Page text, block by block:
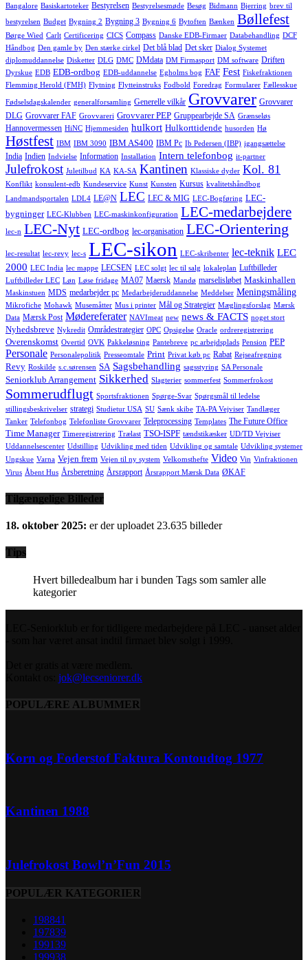
Bangalore Basiskartoteker Bestyrelsen Bestyrelsesmøde Besøg Bidmann Bjerring brev til
bestyrelsen Budget Bygning 2 Bygning 3 Bygning 6 Bytoften Bænken Bøllefest
Børge Wied Carlt Certificering CICS Compass Danske EDB-Firmaer Databehandling DCF
Håndbog Den gamle by Den stærke cirkel Det blå blad Det sker Dialog Systemet
diplomuddannelse Disketter DLG DMC DMdata DM Firmasport DM software Driften
Dyrskue EDB EDB-ordbog EDB-uddannelse Egholms bog FAF Fest Fiskefraktionen
Flemming Herold (FMH) Flytning Flytteinstruks Fodbold Foredrag Formularer Fællesskue
Fødselsdagskalender generalforsamling Generelle vilkår Grovvarer Grovvarer
DLG Grovvarer FAF Grovvareri Grovvarer PEP Gruppearbejde SA Grænseløs
Hannovermessen HiNC Hjemmesiden hulkort Hulkorttidende husorden Hø
Høstfest IBM IBM 3090 IBM AS400 IBM Pc Ib Pedersen (IBP) igangsættelse
India Indien Indvielse Information Installation Intern telefonbog it-partner
Julefrokost Juletilbud KA KA-SA Kantinen Klassiske dyder Kol. 81
Konflikt konsulent-edb Kundeservice Kunst Kunsten Kursus kvalitetshåndbog
Landmandsportalen LDL4 LE@N LEC LEC & MIG LEC-Bogføring LEC-
bygninger LEC-Klubben LEC-maskinkonfiguration LEC-medarbejdere
lec-n LEC-Nyt LEC-ordbog lec-organisation LEC-Orientering
lec-resultat lec-revy lec-s LEC-sikon LEC-skribenter lec-teknik LEC
2000 LEC India lec mappe LECSEN LEC solgt lec til salg lokaleplan Luftbilleder
Luftbilleder LEC Løn Løse fridage MA07 Maersk Mandø marselisløbet Maskinhallen
Maskinstuen MDS medarbejder pc Medarbejderuddannelse Meddelser Meningsmåling
Mikrofiche Mohawk Musemåtter Mus i printer Mål og Strategier Mæglingsforslag Mærsk
Data Mærsk Post Mødereferater NAVImeat new news & FACTS noget stort
Nyhedsbreve Nykredit Områdestrategier OPC Opsigelse Oracle ordreregistrering
Overenskomst Overtid OVK Pakkeløsning Pantebreve pc arbejdsplads Pension PEP
Personale Personalepolitik Presseomtale Print Privat køb pc Rabat Rejseafregning
Revy Roskilde s.c.sørensen SA Sagsbehandling sagsstyring SA Personale
Seniorklub Arrangement Sikkerhed Slagterier sommerfest Sommerfrokost
Sommerudflugt Sportsfraktionen Spørge-Svar Spørgsmål til ledelse
stillingsbeskrivelser strategi Studietur USA SU Sænk skibe TA-PA Vejviser Tandlæger
Tanker Telefonbog Telefonliste Grovvarer Teleprocessing Templates The Future Office
Time Manager Timeregistrering Trælast TSO-ISPF tændstikæsker UD/TD Vejviser
Uddannelsescenter Udstilling Udvikling med tiden Udvikling og samtale Udvikling systemer
Ungskue Varna Vejen frem Vejen til ny system Velkomsthefte Video Vin Vinfraktionen
Virus Åbent Hus Årsberetning Årsrapport Årsrapport Mærsk Data ØKAF
Tilgængelige Billeder
18. oktober 2025: er der uploadet 23.635 billeder
Tips
Hvert billedealbum har i bunden Tags som samler alle
kategorier
jok@lecseniorer.dk
POPULÆRE ALBUMMER
Korn og Foderstof Faktura Kontoudtog 1977
Kantinen 1988
Julefrokost Bowl’n’Fun 2015
POPULÆR KATEGORIER
198841
197839
199139
199938